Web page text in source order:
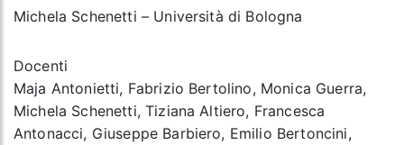
Michela Schenetti – Università di Bologna
Docenti
Maja Antonietti, Fabrizio Bertolino, Monica Guerra,
Michela Schenetti, Tiziana Altiero, Francesca
Antonacci, Giuseppe Barbiero, Emilio Bertoncini,